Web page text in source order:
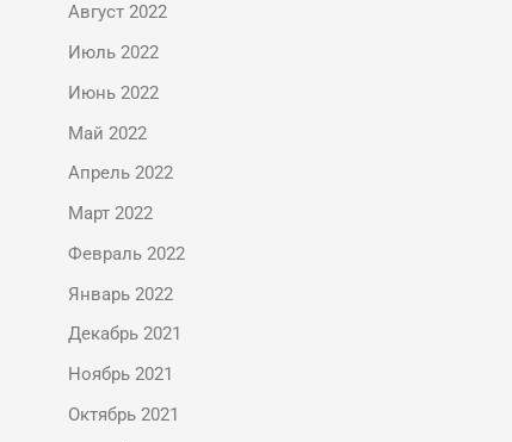
Август 2022
Июль 2022
Июнь 2022
Май 2022
Апрель 2022
Март 2022
Февраль 2022
Январь 2022
Декабрь 2021
Ноябрь 2021
Октябрь 2021